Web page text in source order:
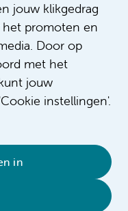
jouw klikgedrag
promoten en
Door op
met het
jouw
instellingen'.
in